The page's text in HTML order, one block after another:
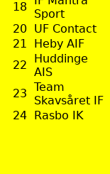
18
Sport
20
UF Contact
21
Heby AIF
22
Huddinge
AIS
23 Team
Skavsåret IF
24
Rasbo IK